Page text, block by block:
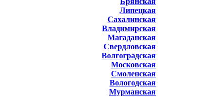
Липецкая
Сахалинская
Владимирская
Магаданская
Свердловская
Волгоградская
Московская
Смоленская
Вологодская
Мурманская